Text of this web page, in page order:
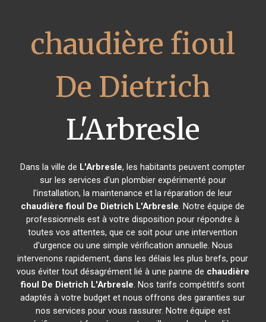
chaudière fioul
De Dietrich
L'Arbresle
Dans la ville de L'Arbresle, les habitants peuvent compter
sur les services d'un plombier expérimenté pour
l'installation, la maintenance et la réparation de leur
chaudière fioul De Dietrich L'Arbresle. Notre équipe de
professionnels est à votre disposition pour répondre à
toutes vos attentes, que ce soit pour une intervention
d'urgence ou une simple vérification annuelle. Nous
intervenons rapidement, dans les délais les plus brefs, pour
vous éviter tout désagrément lié à une panne de chaudière
fioul De Dietrich L'Arbresle. Nos tarifs compétitifs sont
adaptés à votre budget et nous offrons des garanties sur
nos services pour vous rassurer. Notre équipe est